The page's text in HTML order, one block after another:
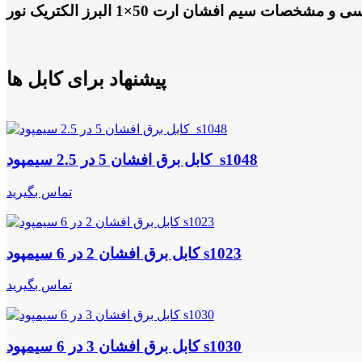
و مشخصات سیم افشان ارت 50×1 البرز الکتریک نور
پیشنهاد برای کابل ها
کابل برق افشان 5 در 2.5 سیمپود s1048
تماس بگیرید
کابل برق افشان 2 در 6 سیمپود s1023
تماس بگیرید
کابل برق افشان 3 در 6 سیمپود s1030